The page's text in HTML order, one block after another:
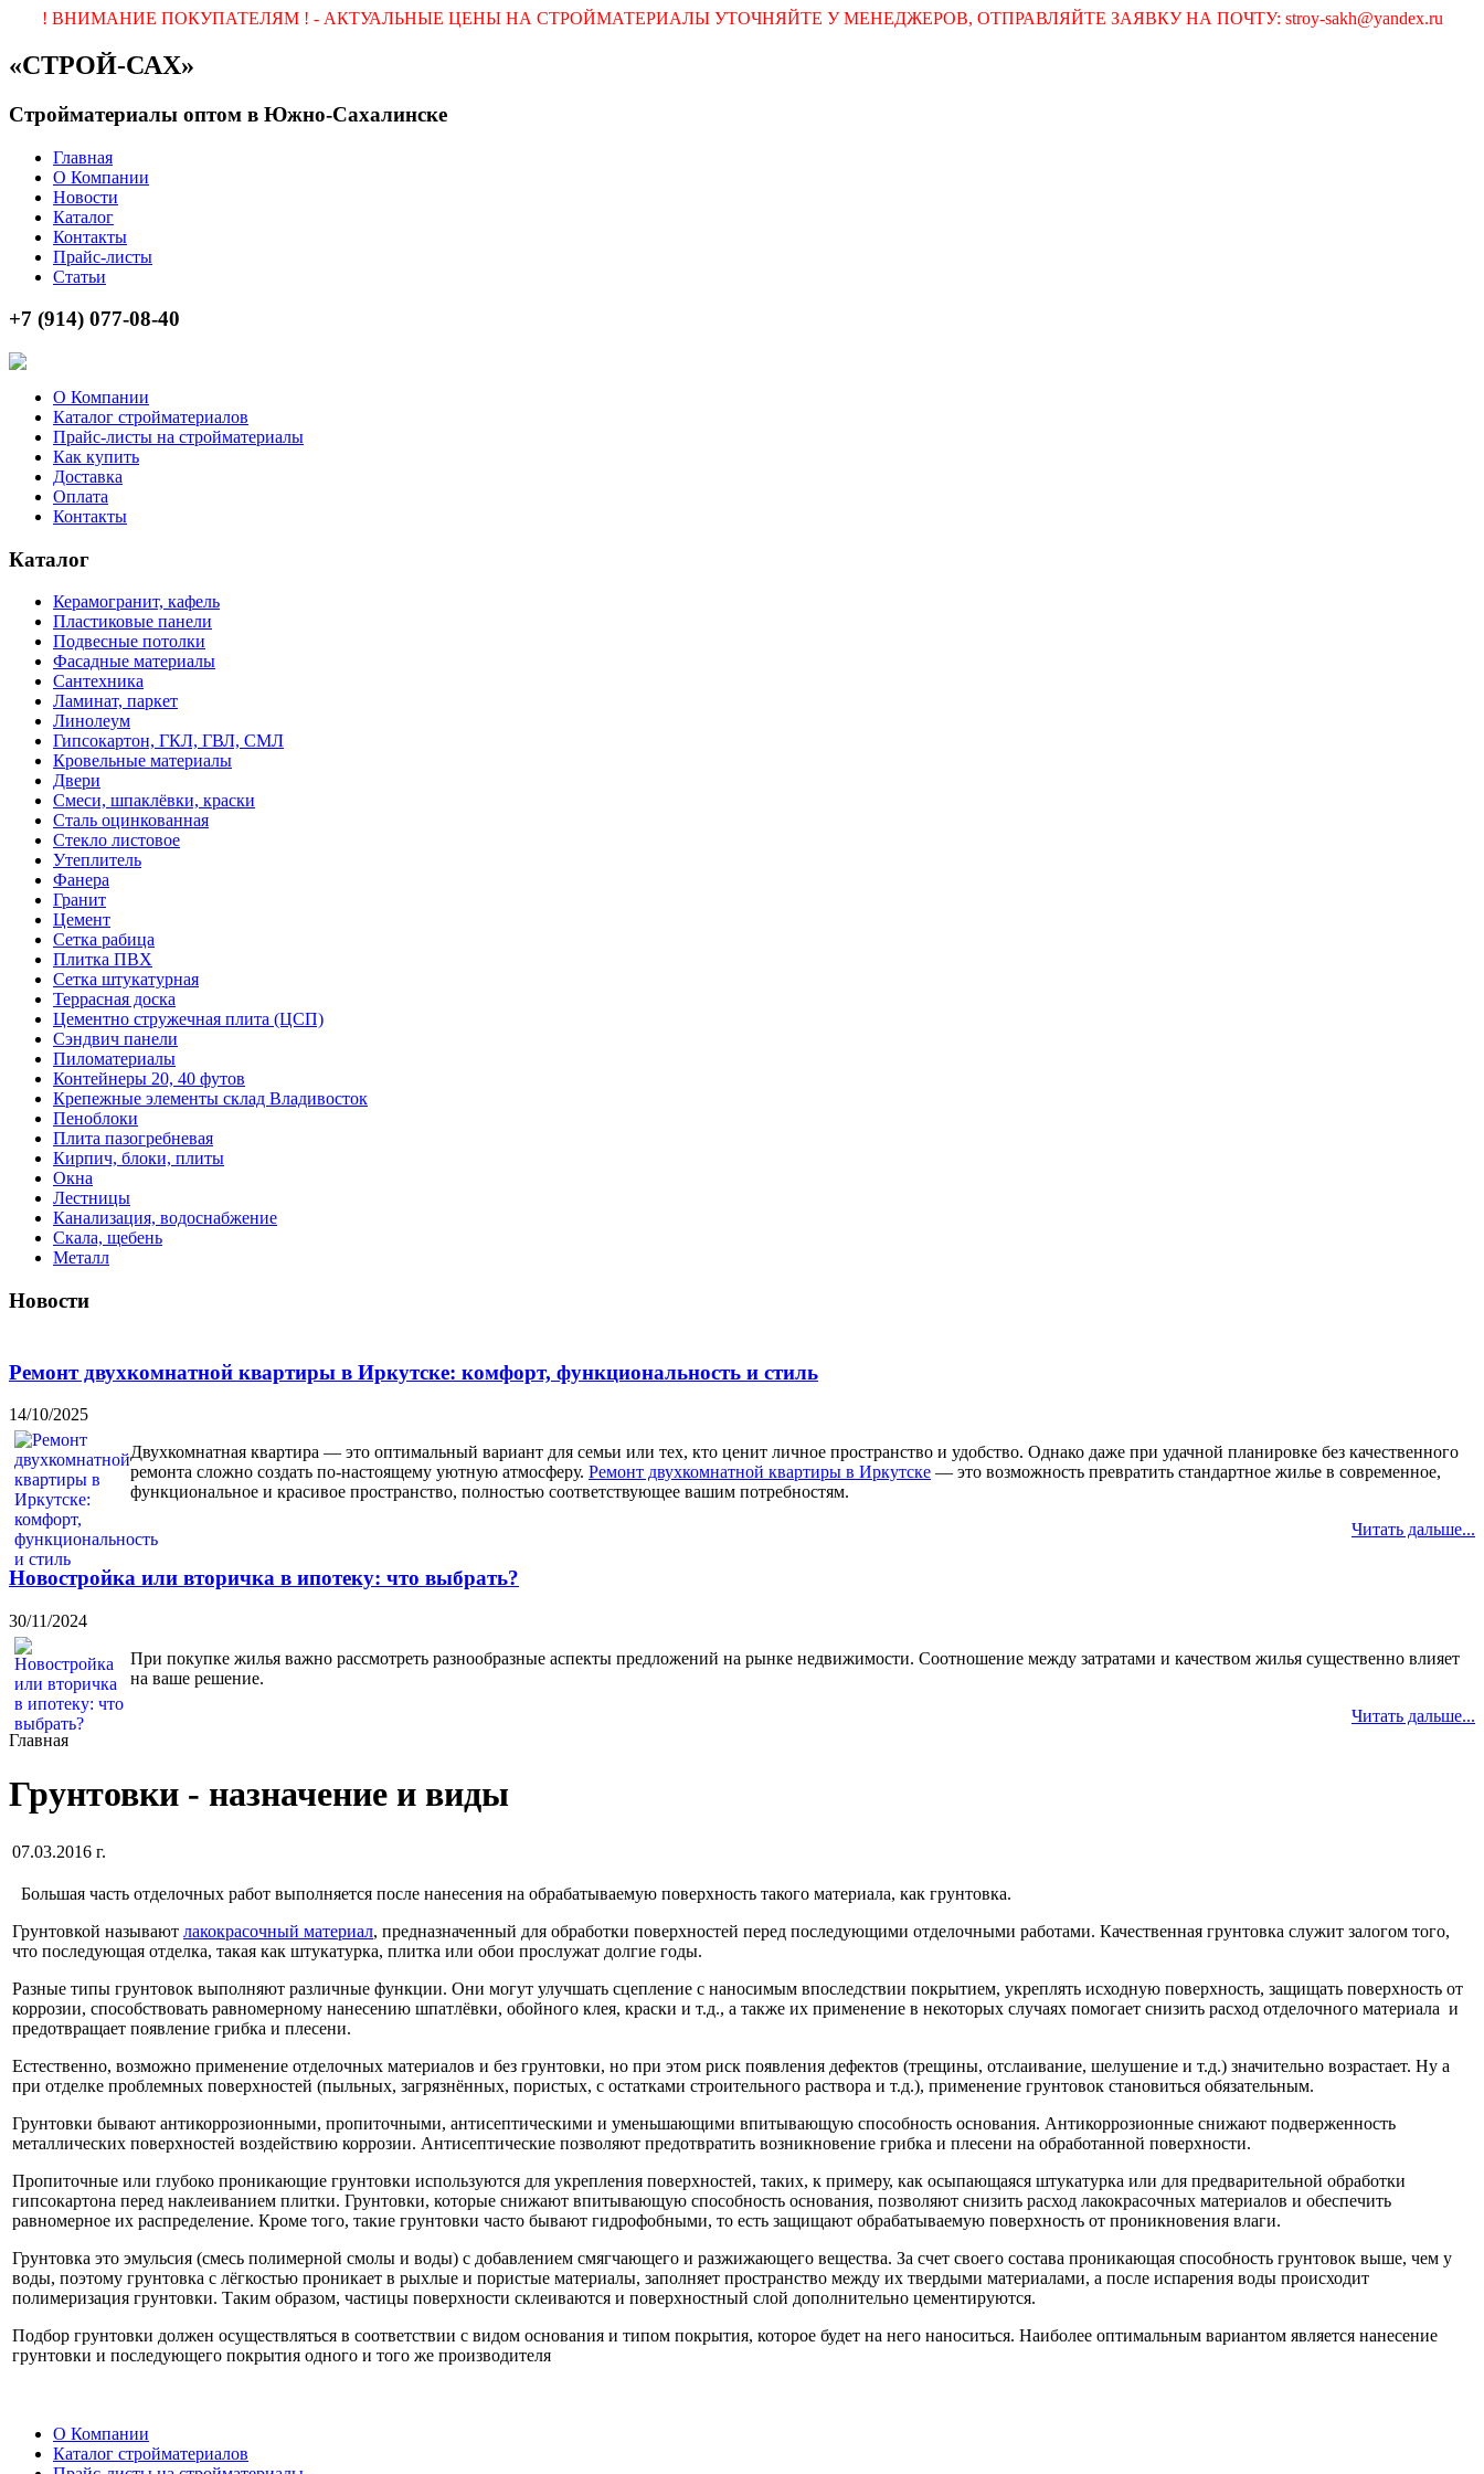
! ВНИМАНИЕ ПОКУПАТЕЛЯМ ! - АКТУАЛЬНЫЕ ЦЕНЫ НА СТРОЙМАТЕРИАЛЫ УТОЧНЯЙТЕ У МЕНЕДЖЕРОВ, ОТПРАВЛЯЙТЕ ЗАЯВКУ НА ПОЧТУ: stroy-sakh@yandex.ru
«СТРОЙ-САХ»
Стройматериалы оптом в Южно-Сахалинске
Главная
О Компании
Новости
Каталог
Контакты
Прайс-листы
Статьи
+7 (914) 077-08-40
О Компании
Каталог стройматериалов
Прайс-листы на стройматериалы
Как купить
Доставка
Оплата
Контакты
Каталог
Керамогранит, кафель
Пластиковые панели
Подвесные потолки
Фасадные материалы
Сантехника
Ламинат, паркет
Линолеум
Гипсокартон, ГКЛ, ГВЛ, СМЛ
Кровельные материалы
Двери
Смеси, шпаклёвки, краски
Сталь оцинкованная
Стекло листовое
Утеплитель
Фанера
Гранит
Цемент
Сетка рабица
Плитка ПВХ
Сетка штукатурная
Террасная доска
Цементно стружечная плита (ЦСП)
Сэндвич панели
Пиломатериалы
Контейнеры 20, 40 футов
Крепежные элементы склад Владивосток
Пеноблоки
Плита пазогребневая
Кирпич, блоки, плиты
Окна
Лестницы
Канализация, водоснабжение
Скала, щебень
Металл
Новости
Ремонт двухкомнатной квартиры в Иркутске: комфорт, функциональность и стиль
14/10/2025
Двухкомнатная квартира — это оптимальный вариант для семьи или тех, кто ценит личное пространство и удобство. Однако даже при удачной планировке без качественного
ремонта сложно создать по-настоящему уютную атмосферу. Ремонт двухкомнатной квартиры в Иркутске — это возможность превратить стандартное жилье в современное,
функциональное и красивое пространство, полностью соответствующее вашим потребностям.
Читать дальше...
Новостройка или вторичка в ипотеку: что выбрать?
30/11/2024
При покупке жилья важно рассмотреть разнообразные аспекты предложений на рынке недвижимости. Соотношение между затратами и качеством жилья существенно влияет
на ваше решение.
Читать дальше...
Главная
Грунтовки - назначение и виды
07.03.2016 г.
Большая часть отделочных работ выполняется после нанесения на обрабатываемую поверхность такого материала, как грунтовка.
Грунтовкой называют лакокрасочный материал, предназначенный для обработки поверхностей перед последующими отделочными работами. Качественная грунтовка служит залогом того,
что последующая отделка, такая как штукатурка, плитка или обои прослужат долгие годы.
Разные типы грунтовок выполняют различные функции. Они могут улучшать сцепление с наносимым впоследствии покрытием, укреплять исходную поверхность, защищать поверхность от
коррозии, способствовать равномерному нанесению шпатлёвки, обойного клея, краски и т.д., а также их применение в некоторых случаях помогает снизить расход отделочного материала и
предотвращает появление грибка и плесени.
Естественно, возможно применение отделочных материалов и без грунтовки, но при этом риск появления дефектов (трещины, отслаивание, шелушение и т.д.) значительно возрастает. Ну а
при отделке проблемных поверхностей (пыльных, загрязнённых, пористых, с остатками строительного раствора и т.д.), применение грунтовок становиться обязательным.
Грунтовки бывают антикоррозионными, пропиточными, антисептическими и уменьшающими впитывающую способность основания. Антикоррозионные снижают подверженность
металлических поверхностей воздействию коррозии. Антисептические позволяют предотвратить возникновение грибка и плесени на обработанной поверхности.
Пропиточные или глубоко проникающие грунтовки используются для укрепления поверхностей, таких, к примеру, как осыпающаяся штукатурка или для предварительной обработки
гипсокартона перед наклеиванием плитки. Грунтовки, которые снижают впитывающую способность основания, позволяют снизить расход лакокрасочных материалов и обеспечить
равномерное их распределение. Кроме того, такие грунтовки часто бывают гидрофобными, то есть защищают обрабатываемую поверхность от проникновения влаги.
Грунтовка это эмульсия (смесь полимерной смолы и воды) с добавлением смягчающего и разжижающего вещества. За счет своего состава проникающая способность грунтовок выше, чем у
воды, поэтому грунтовка с лёгкостью проникает в рыхлые и пористые материалы, заполняет пространство между их твердыми материалами, а после испарения воды происходит
полимеризация грунтовки. Таким образом, частицы поверхности склеиваются и поверхностный слой дополнительно цементируются.
Подбор грунтовки должен осуществляться в соответствии с видом основания и типом покрытия, которое будет на него наноситься. Наиболее оптимальным вариантом является нанесение
грунтовки и последующего покрытия одного и того же производителя
О Компании
Каталог стройматериалов